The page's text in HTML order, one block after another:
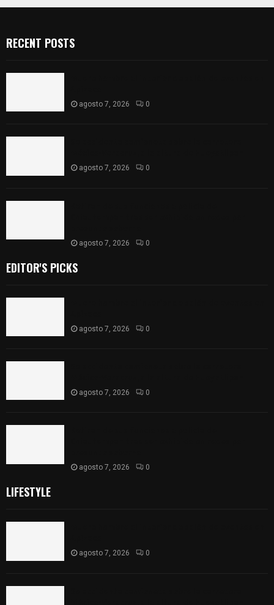
RECENT POSTS
agosto 7, 2026 0
agosto 7, 2026 0
agosto 7, 2026 0
EDITOR'S PICKS
agosto 7, 2026 0
agosto 7, 2026 0
agosto 7, 2026 0
LIFESTYLE
agosto 7, 2026 0